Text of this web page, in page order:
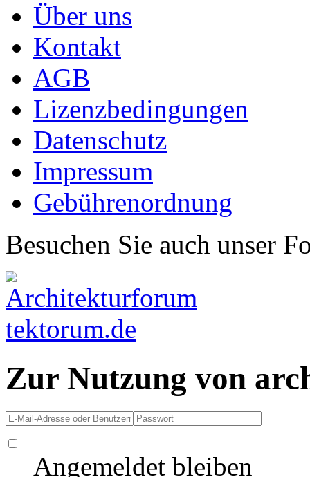
Über uns
Kontakt
AGB
Lizenzbedingungen
Datenschutz
Impressum
Gebührenordnung
Besuchen Sie auch unser
Zur Nutzung von
Angemeldet bleiben